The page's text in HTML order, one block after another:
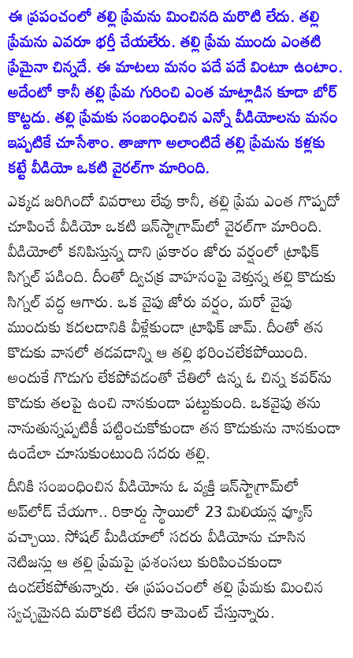
ఈ ప్రపంచంలో తల్లి ప్రేమను మించినది మరొటి లేదు. తల్లి
ప్రేమను ఎవరూ భర్తీ చేయలేరు. తల్లి ప్రేమ ముందు ఎంతటి
ప్రేమైనా చిన్నదే. ఈ మాటలు మనం పదే పదే వింటూ ఉంటాం.
అదేంటో కానీ తల్లి ప్రేమ గురించి ఎంత మాట్లాడిన కూడా బోర్
కొట్టదు. తల్లి ప్రేమకు సంబంధించిన ఎన్నో వీడియోలను మనం
ఇప్పటికే చూసేశాం. తాజాగా అలాంటిదే తల్లి ప్రేమను కళ్లకు
కట్టే వీడియో ఒకటి వైరల్‌గా మారింది.
ఎక్కడ జరిగిందో వివరాలు లేవు కానీ, తల్లి ప్రేమ ఎంత గొప్పదో
చూపించే వీడియో ఒకటి ఇన్‌స్టాగ్రామ్‌లో వైరల్‌గా మారింది.
వీడియోలో కనిపిస్తున్న దాని ప్రకారం జోరు వర్షంలో ట్రాఫిక్
సిగ్నల్ పడింది. దీంతో ద్విచక్ర వాహనంపై వెళ్తున్న తల్లి కొడుకు
సిగ్నల్ వద్ద ఆగారు. ఒక వైపు జోరు వర్షం, మరో వైపు
ముందుకు కదలడానికి వీళ్లేకుండా ట్రాఫిక్ జామ్. దీంతో తన
కొడుకు వానలో తడవడాన్ని ఆ తల్లి భరించలేకపోయింది.
అందుకే గొడుగు లేకపోవడంతో చేతిలో ఉన్న ఓ చిన్న కవర్‌ను
కొడుకు తలపై ఉంచి నానకుండా పట్టుకుంది. ఒకవైపు తను
నానుతున్నప్పటికీ పట్టించుకోకుండా తన కొడుకును నానకుండా
ఉండేలా చూసుకుంటుంది సదరు తల్లి.
దీనికి సంబంధించిన వీడియోను ఓ వ్యక్తి ఇన్‌స్టాగ్రామ్‌లో
అప్‌లోడ్ చేయగా.. రికార్డు స్థాయిలో 23 మిలియన్ల వ్యూస్
వచ్చాయి. సోషల్ మీడియాలో సదరు వీడియోను చూసిన
నెటిజన్లు ఆ తల్లి ప్రేమపై ప్రశంసలు కురిపించకుండా
ఉండలేకపోతున్నారు. ఈ ప్రపంచంలో తల్లి ప్రేమకు మించిన
స్వచ్ఛమైనది మరొకటి లేదని కామెంట్ చేస్తున్నారు.